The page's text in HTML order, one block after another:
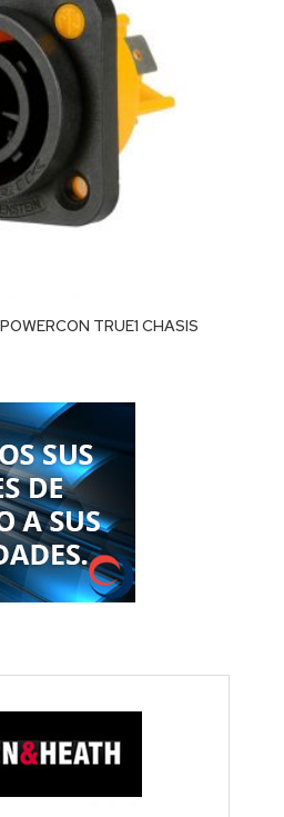
TRUE1 CHASIS